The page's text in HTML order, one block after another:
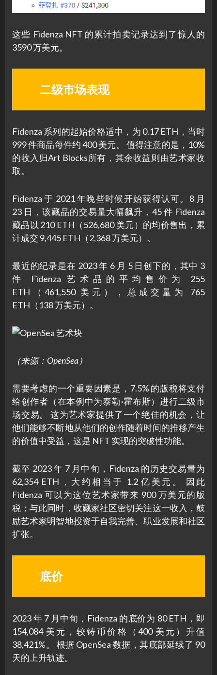
这些 Fidenza NFT 的累计拍卖记录达到了惊人的
3590 万美元。
二级市场表现
Fidenza 系列的起始价格适中，为 0.17 ETH，当时
999 件商品每件约 400 美元。 值得注意的是，10%
的收入归Art Blocks所有，其余收益则由艺术家收
取。
Fidenza 于 2021 年晚些时候开始获得认可。8 月
23 日，该藏品的交易量大幅飙升，45 件 Fidenza
藏品以 210 ETH（526,680 美元）的均价售出，累
计成交 9,445 ETH（2,368 万美元）。
最近的纪录是在 2023 年 6 月 5 日创下的，其中 3
件 Fidenza 艺术品的平均售价为 255
ETH（461,550 美元），总成交量为 765
ETH（138 万美元）。
（来源：OpenSea）
需要考虑的一个重要因素是，7.5% 的版税将支付
给创作者（在本例中为泰勒·霍布斯）进行二级市
场交易。 这为艺术家提供了一个绝佳的机会，让
他们能够不断地从他们的创作随着时间的推移产生
的价值中受益，这是 NFT 实现的突破性功能。
截至 2023 年 7 月中旬，Fidenza 的历史交易量为
62,354 ETH，大约相当于 1.2 亿美元。 因此
Fidenza 可以为这位艺术家带来 900 万美元的版
税；与此同时，收藏家社区密切关注这一收入，鼓
励艺术家明智地投资于自我完善、职业发展和社区
扩张。
底价
2023 年 7 月中旬，Fidenza 的底价为 80 ETH，即
154,084 美元，较铸币价格（400 美元）升值
38,421%。 根据 OpenSea 数据，其底部延续了 90
天的上升轨迹。